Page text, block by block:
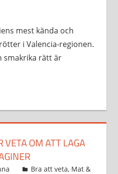
mest kända och
i Valencia-regionen.
smakrika rätt är
VETA OM ATT LAGA
Bra att veta, Mat &